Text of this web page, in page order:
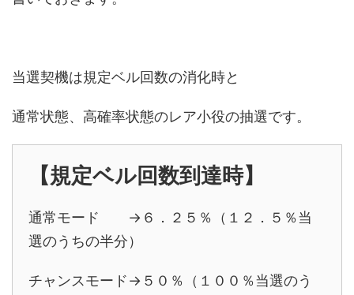
当選契機は規定ベル回数の消化時と
通常状態、高確率状態のレア小役の抽選です。
【規定ベル回数到達時】
通常モード →６．２５％（１２．５％当
選のうちの半分）
チャンスモード→５０％（１００％当選のう